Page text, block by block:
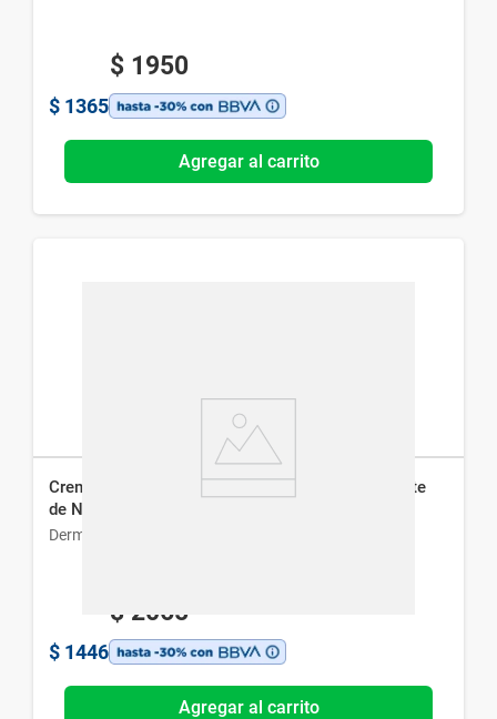
$ 1950
$ 1365
Agregar al carrito
Crema Facial Dermaglós Ultra Volumen Hidratante
de Noche x 50 g
Dermaglós
$ 2065
$ 1446
Agregar al carrito